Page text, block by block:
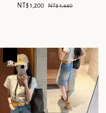
Sale
NT$ 1,200 Regular
NT$ 1,440